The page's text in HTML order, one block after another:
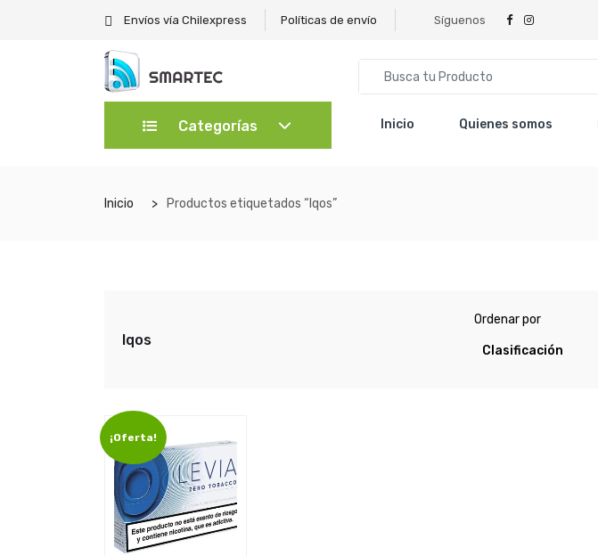
Envíos vía Chilexpress Políticas de envío Síguenos
Categorías Inicio Quienes somos
Inicio Productos etiquetados “Iqos”
Iqos
Ordenar por
¡Oferta!